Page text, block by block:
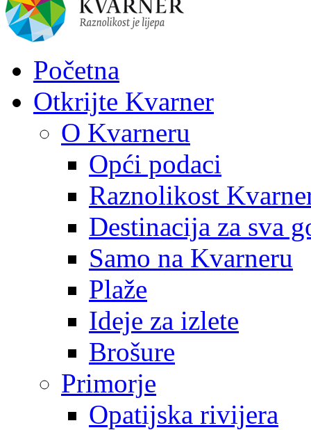
Početna
Otkrijte Kvarner
O Kvarneru
Opći podaci
Raznolikost
Destinacija za sva
Samo na Kvarneru
Plaže
Ideje za izlete
Brošure
Primorje
Opatijska rivijera